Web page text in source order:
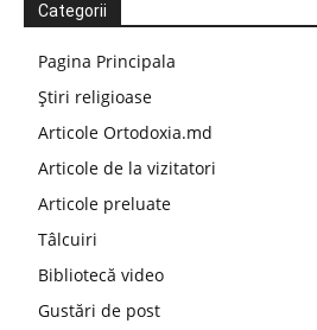
Categorii
Pagina Principala
Știri religioase
Articole Ortodoxia.md
Articole de la vizitatori
Articole preluate
Tâlcuiri
Bibliotecă video
Gustări de post